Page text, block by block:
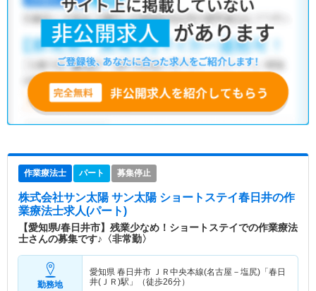
作業療法士 パート 募集停止
株式会社サン太陽 サン太陽 ショートステイ春日井の作
業療法士求人(パート)
【愛知県/春日井市】残業少なめ！ショートステイでの作業療法
士さんの募集です♪〈非常勤〉
勤務地
愛知県 春日井市 ＪＲ中央本線(名古屋－塩尻)「春日
井(ＪＲ)駅」（徒歩26分）